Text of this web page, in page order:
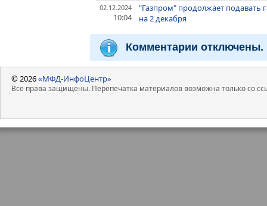
02.12.2024
10:04
"Газпром" продолжает подавать
на 2 декабря
Комментарии отключены.
© 2026«МФД-ИнфоЦентр»
Все права защищены. Перепечатка материалов возможна только со